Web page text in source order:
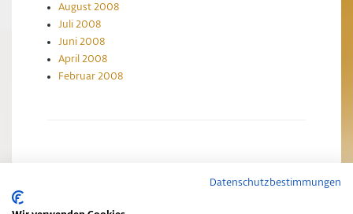
August 2008
Juli 2008
Juni 2008
April 2008
Februar 2008
Datenschutzbestimmungen